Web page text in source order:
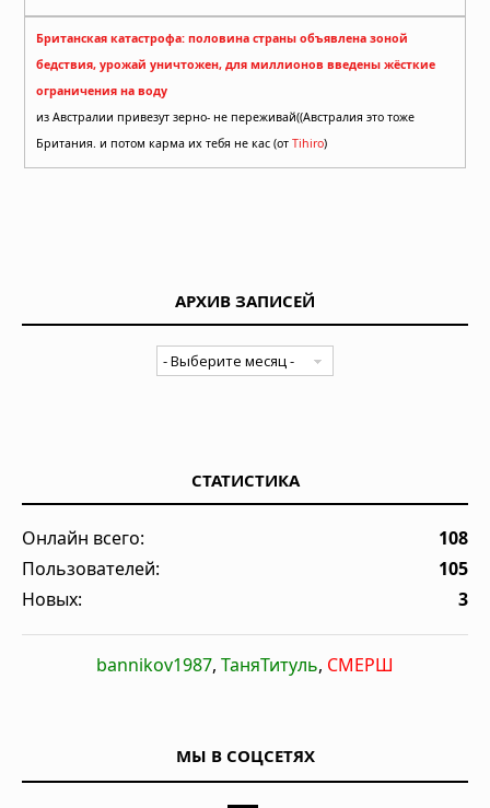
Британская катастрофа: половина страны объявлена зоной
бедствия, урожай уничтожен, для миллионов введены жёсткие
ограничения на воду
из Австралии привезут зерно- не переживай((Австралия это тоже
Британия. и потом карма их тебя не кас (от Tihiro)
АРХИВ ЗАПИСЕЙ
СТАТИСТИКА
Онлайн всего:
108
Пользователей:
105
Новых:
3
bannikov1987, ТаняТитуль, СМЕРШ
МЫ В СОЦСЕТЯХ